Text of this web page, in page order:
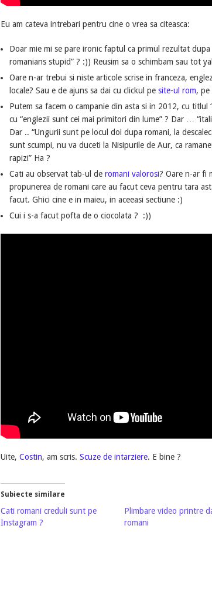
Eu am cateva intrebari pentru cine o vrea sa citeasca:
Doar mie mi se pare ironic faptul ca primul rezultat dupa
romanians stupid” ? :)) Reusim sa o schimbam sau tot
Oare n-ar trebui si niste articole scrise in franceza,
locale? Sau e de ajuns sa dai cu clickul pe site-ul rom, pe
Putem sa facem o campanie din asta si in 2012, cu
cu “englezii sunt cei mai primitori din lume” ? Dar …
Dar .. “Ungurii sunt pe locul doi dupa romani, la
sunt scumpi, nu va duceti la Nisipurile de Aur, ca
rapizi” Ha ?
Cati au observat tab-ul de romani valorosi? Oare n-ar fi
propunerea de romani care au facut ceva pentru tara
facut. Ghici cine e in maieu, in aceeasi sectiune :)
Cui i s-a facut pofta de o ciocolata ? :))
Uite, Costin, am scris. Scuze de intarziere. E bine ?
Subiecte similare
Cati romani creduli sunt pe
Instagram ?
Plimbare video printre
romani